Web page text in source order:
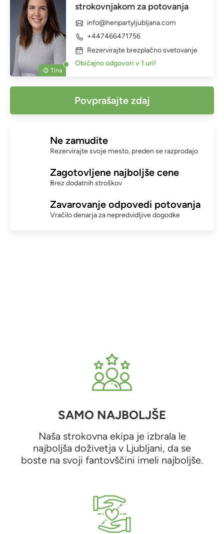
Tina
strokovnjakom za potovanja
info@henpartyljubljana.com
+447466471756
Rezervirajte brezplačno svetovanje
Običajno odgovori v 1 uri!
Povprašajte zdaj
Ne zamudite
Rezervirajte svoje mesto, preden se razprodajo
Zagotovljene najboljše cene
Brez dodatnih stroškov
Zavarovanje odpovedi potovanja
Vračilo denarja za nepredvidljive dogodke
SAMO NAJBOLJŠE
Naša strokovna ekipa je izbrala le
najboljša doživetja v Ljubljani, da se
boste na svoji fantovščini imeli najboljše.